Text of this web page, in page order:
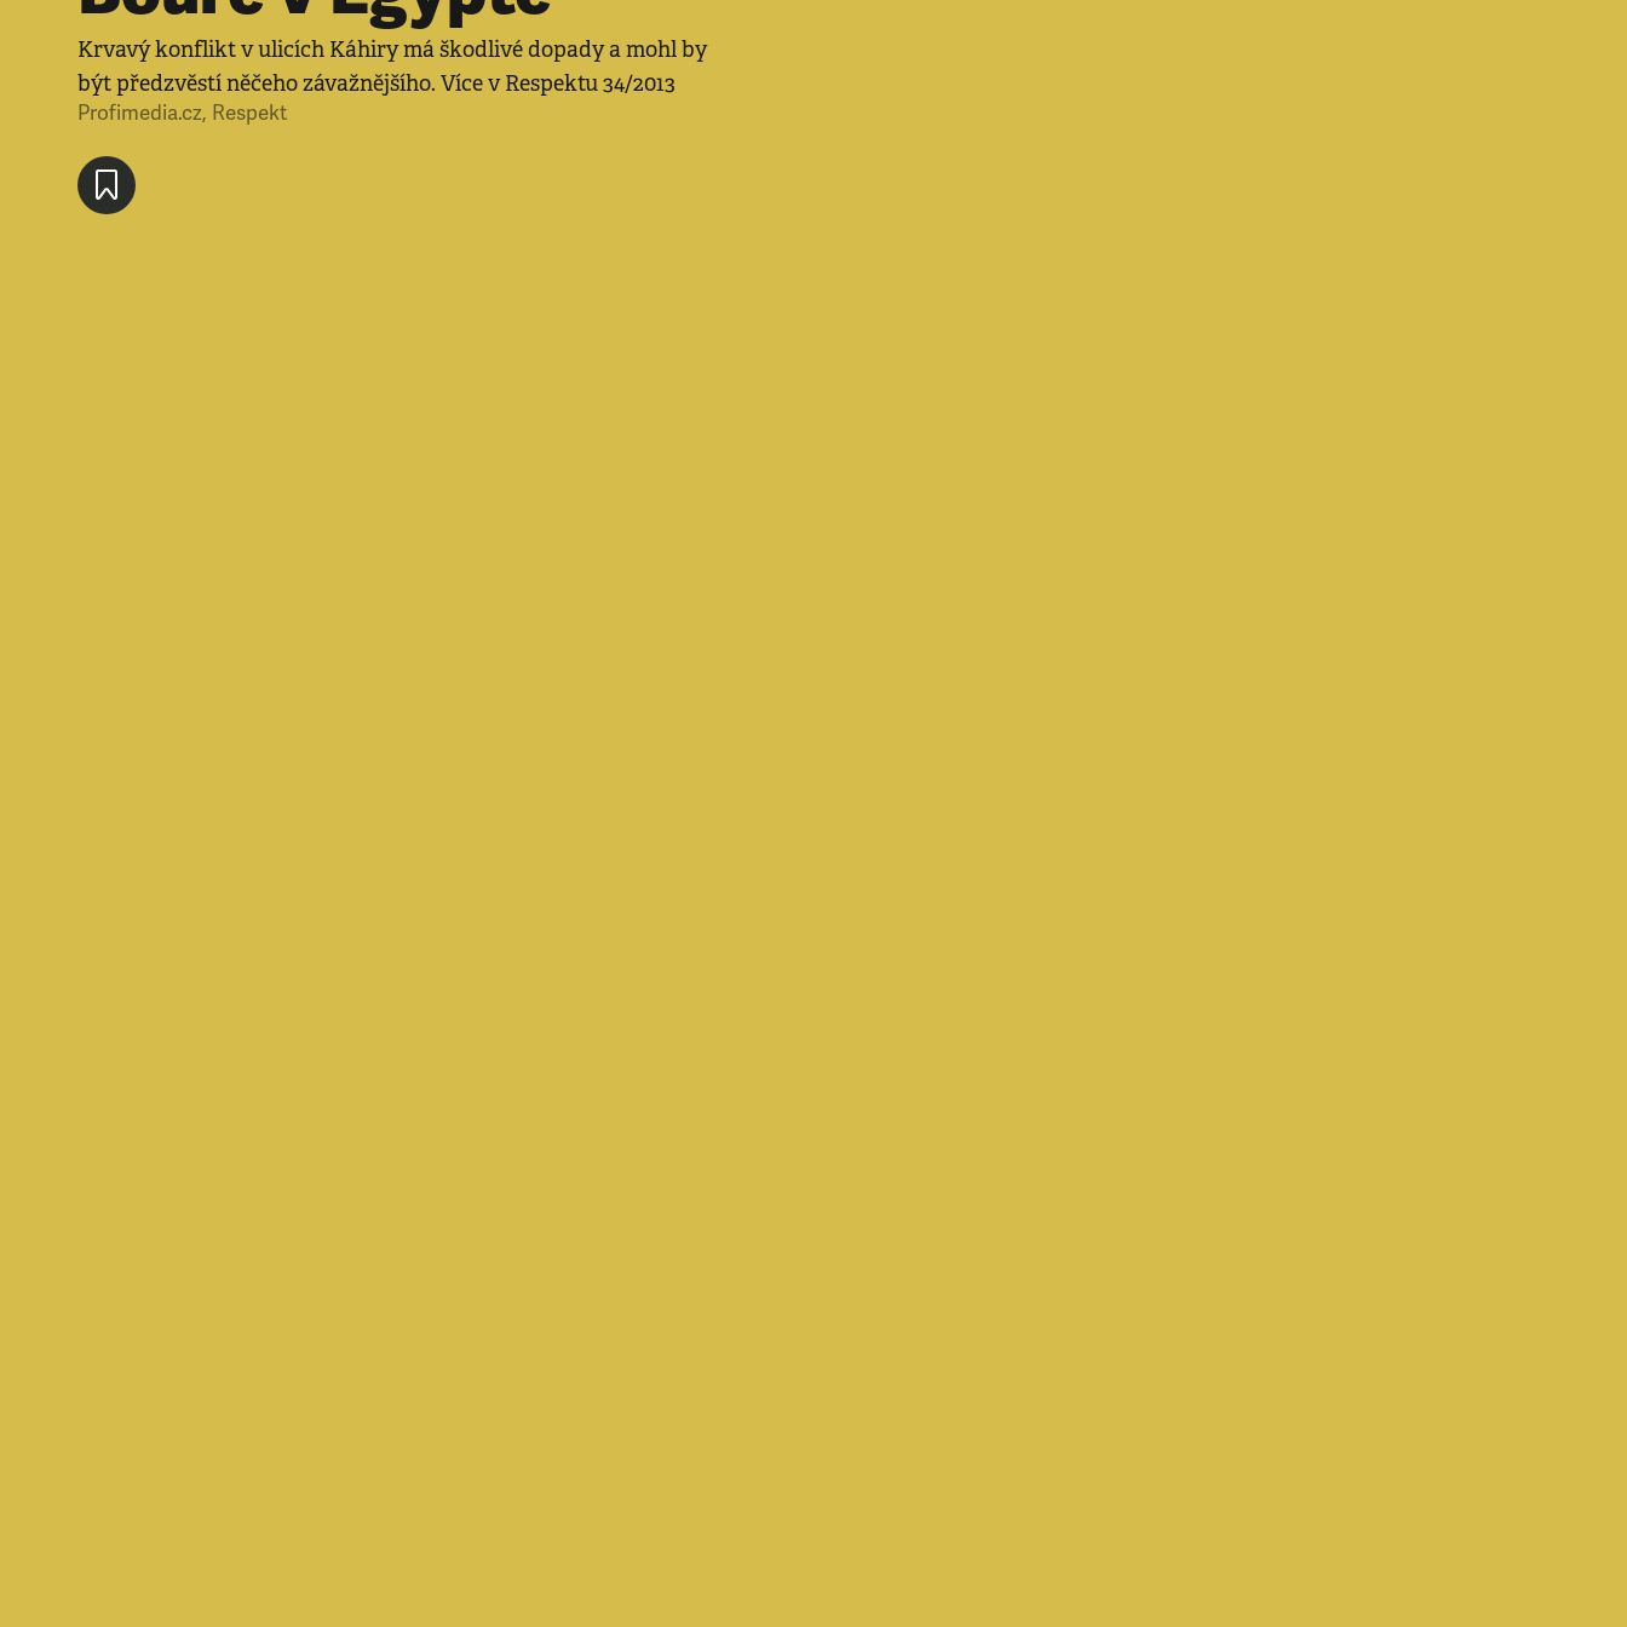
Krvavý konflikt v ulicích Káhiry má škodlivé dopady a mohl by
být předzvěstí něčeho závažnějšího. Více v Respektu 34/2013
Profimedia.cz, Respekt